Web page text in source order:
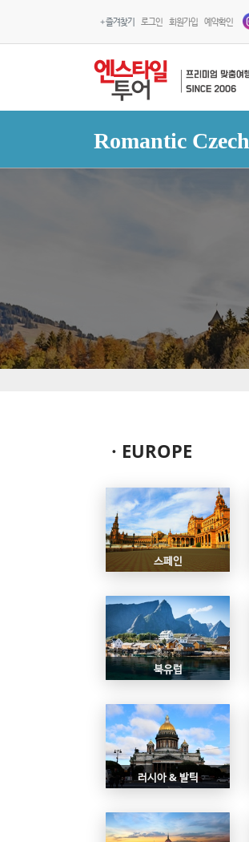
+ 즐겨찾기 로그인 회원가입 예약확인
Romantic Czech
ㆍEUROPE
스페인
북유럽
러시아 & 발틱